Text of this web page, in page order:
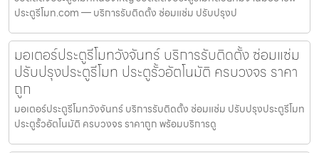
ประตูรีโมท.com — บริการรับติดตั้ง ซ่อมแซ่ม ปรับปรุงป
มอเตอร์ประตูรีโมทวังจันทร์ บริการรับติดตั้ง ซ่อมแซ่ม
ปรับปรุงประตูรีโมท ประตูรั้วอัตโนมัติ ครบวงจร ราคา
ถูก
มอเตอร์ประตูรีโมทวังจันทร์ บริการรับติดตั้ง ซ่อมแซ่ม ปรับปรุงประตูรีโมท
ประตูรั้วอัตโนมัติ ครบวงจร ราคาถูก พร้อมบริการดู